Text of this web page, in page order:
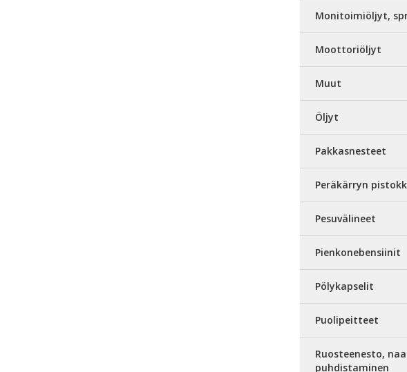
Monitoimiöljyt,
Moottoriöljyt
Muut
Öljyt
Pakkasnesteet
Peräkärryn
Pesuvälineet
Pienkonebensiinit
Pölykapselit
Puolipeitteet
Ruosteenesto,
puhdistaminen